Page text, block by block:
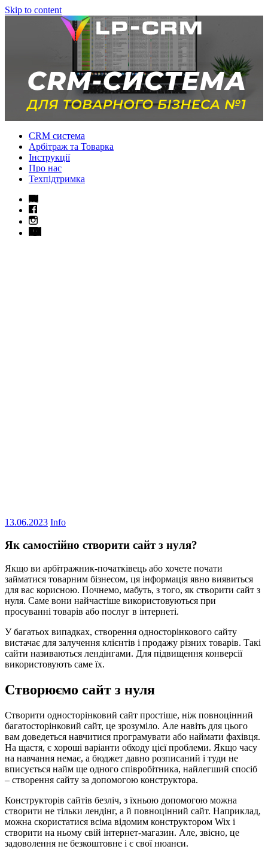
Skip to content
CRM система
Арбітраж та Товарка
Інструкції
Про нас
Техпідтримка
13.06.2023 Info
Як самостійно створити сайт з нуля?
Якщо ви арбітражник-початківець або хочете почати
займатися товарним бізнесом, ця інформація явно виявиться
для вас корисною. Почнемо, мабуть, з того, як створити сайт з
нуля. Саме вони найчастіше використовуються при
просуванні товарів або послуг в інтернеті.
У багатьох випадках, створення односторінкового сайту
вистачає для залучення клієнтів і продажу різних товарів. Такі
сайти називаються лендінгами. Для підвищення конверсії
використовують саме їх.
Створюємо сайт з нуля
Створити односторінковий сайт простіше, ніж повноцінний
багатосторінковий сайт, це зрозуміло. Але навіть для цього
вам доведеться навчитися програмувати або наймати фахівця.
На щастя, є хороші варіанти обходу цієї проблеми. Якщо часу
на навчання немає, а бюджет давно розписаний і туди не
вписується найм ще одного співробітника, найлегший спосіб
– створення сайту за допомогою конструктора.
Конструкторів сайтів безліч, з їхньою допомогою можна
створити не тільки лендінг, а й повноцінний сайт. Наприклад,
можна скористатися всіма відомим конструктором Wix і
створити на ньому свій інтернет-магазин. Але, звісно, це
задоволення не безкоштовне і є свої нюанси.